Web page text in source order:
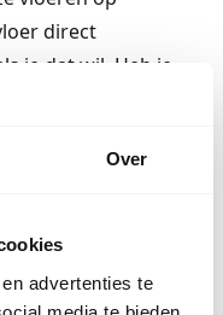
Over
advertenties te
direct
je dat wil. Heb je
Geen
We
bij je thuis
gevallen kunnen
door de rest van